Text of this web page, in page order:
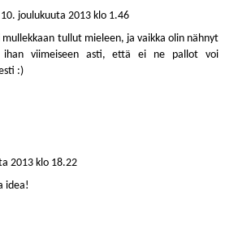
10. joulukuuta 2013 klo 1.46
mullekkaan tullut mieleen, ja vaikka olin nähnyt
ihan viimeiseen asti, että ei ne pallot voi
:)
2013 klo 18.22
idea!